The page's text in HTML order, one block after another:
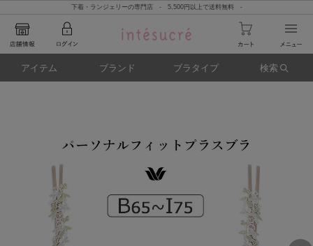
下着・ランジェリーの専門店 - 5,500円以上で送料無料 -
アイテム ブランド ブラタイプ 検索